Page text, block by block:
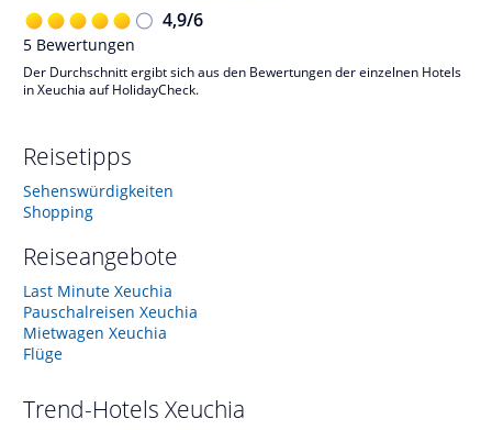
4,9/6
5 Bewertungen
Der Durchschnitt ergibt sich aus den Bewertungen der einzelnen Hotels
in Xeuchia auf HolidayCheck.
Reisetipps
Sehenswürdigkeiten
Shopping
Reiseangebote
Last Minute Xeuchia
Pauschalreisen Xeuchia
Mietwagen Xeuchia
Flüge
Trend-Hotels Xeuchia